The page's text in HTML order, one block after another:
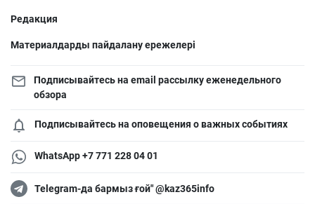
Редакция
Материалдарды пайдалану ережелері
Подписывайтесь на email рассылку еженедельного
обзора
Подписывайтесь на оповещения о важных событиях
WhatsApp +7 771 228 04 01
Telegram-да бармыз ғой" @kaz365info